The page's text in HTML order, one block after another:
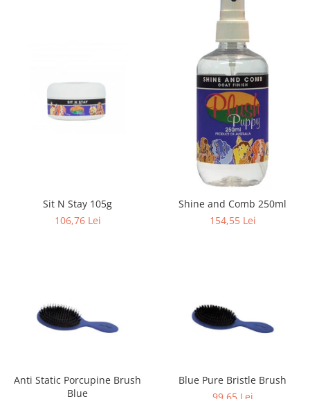
Sit N Stay 105g
106,76 Lei
Shine and Comb 250ml
154,55 Lei
Anti Static Porcupine Brush
Blue
Blue Pure Bristle Brush